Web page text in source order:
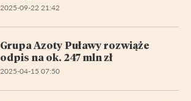
2025-09-22 21:42
Grupa Azoty Puławy rozwiąże
odpis na ok. 247 mln zł
2025-04-15 07:50